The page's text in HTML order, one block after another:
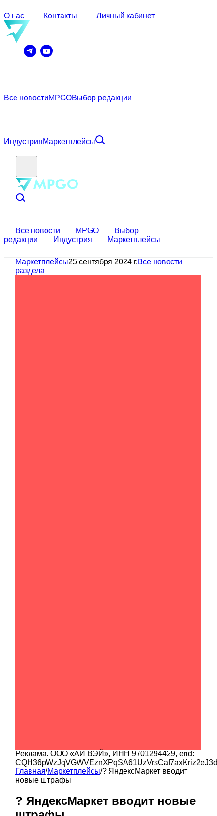
О нас Контакты Личный кабинет
Все новостиMPGOВыбор редакции
ИндустрияМаркетплейсы
Все новости MPGO
Выбор
редакции
Индустрия Маркетплейсы
Маркетплейсы25 сентября 2024 г.Все новости
раздела
Реклама. ООО «АИ ВЭЙ», ИНН 9701294429, erid:
Главная/Маркетплейсы/? ЯндексМаркет вводит
новые штрафы
? ЯндексМаркет вводит новые